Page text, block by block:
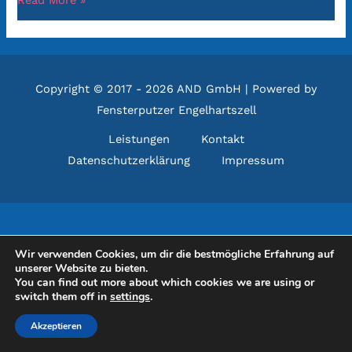
Copyright © 2017 - 2026 AND GmbH | Powered by
Fensterputzer Engelhartszell
Leistungen
Kontakt
Datenschutzerklärung
Impressum
Wir verwenden Cookies, um dir die bestmögliche Erfahrung auf
unserer Website zu bieten.
You can find out more about which cookies we are using or
switch them off in settings.
Akzeptieren